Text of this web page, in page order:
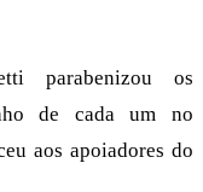
parabenizou os
de cada um no
aos apoiadores do